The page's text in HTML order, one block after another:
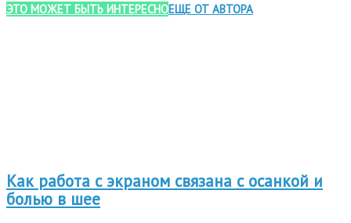
ЭТО МОЖЕТ БЫТЬ ИНТЕРЕСНОЕЩЕ ОТ АВТОРА
Как работа с экраном связана с осанкой и
болью в шее